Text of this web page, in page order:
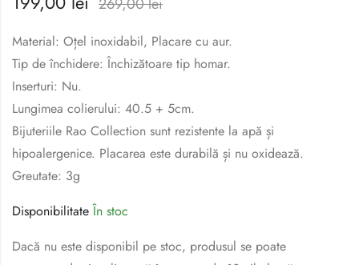
pe baza unei
Material: Oțel inoxidabil, Placare cu aur.
Tip de închidere: Închizătoare tip homar.
Inserturi: Nu.
Lungimea colierului: 40.5 + 5cm.
Bijuteriile Rao Collection sunt rezistente la apă și
hipoalergenice. Placarea este durabilă și nu oxidează.
Greutate: 3g
DisponibilitateÎn stoc
Dacă nu este disponibil pe stoc, produsul se poate